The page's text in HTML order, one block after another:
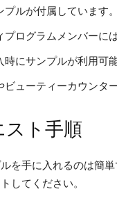
ルが付属しています。
ログラムメンバーに
にサンプルが利用可能
ューティーカウンタ
ト手順
を手に入れるのは簡
してください。